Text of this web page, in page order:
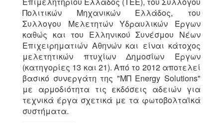
Πολιτικών Μηχανικών Ελλάδος, του
Συλλογου Μελετητών Υδραυλικών Έργων
καθώς και του Ελληνικού Συνέσμου Νέων
Επιχειρηματιών Αθηνών και είναι κάτοχος
μελετητικών πτυχίων Δημοσίων Έργων
(κατηγορίες 13 και 21). Από το 2012 αποτελεί
βασικό συνεργάτη της "MΠ Energy Solutions"
με αρμοδιότητα τις εκδόσεις αδειών για
τεχνικά έργα σχετικά με τα φωτοβολταϊκά
συστήματα.